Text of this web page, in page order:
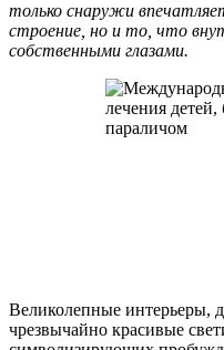
только снаружи
строение, но и то, что
собственными глазами.
Великолепные интерьеры,
чрезвычайно красивые